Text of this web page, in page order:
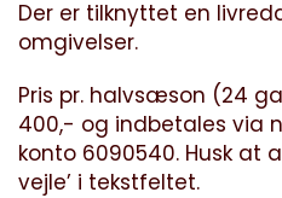
Der er tilknyttet en
omgivelser.
Pris pr. halvsæson (24
400,- og indbetales via
konto 6090540. Husk at
vejle’ i tekstfeltet.